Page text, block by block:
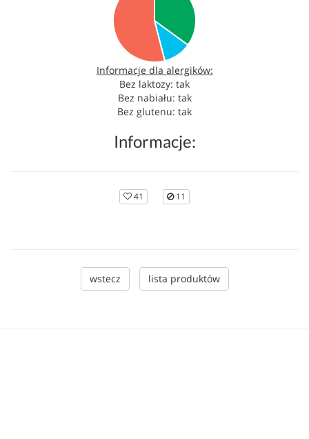
Informacje dla alergików:
Bez laktozy: tak
Bez nabiału: tak
Bez glutenu: tak
Informacje:
41 11
wstecz lista produktów